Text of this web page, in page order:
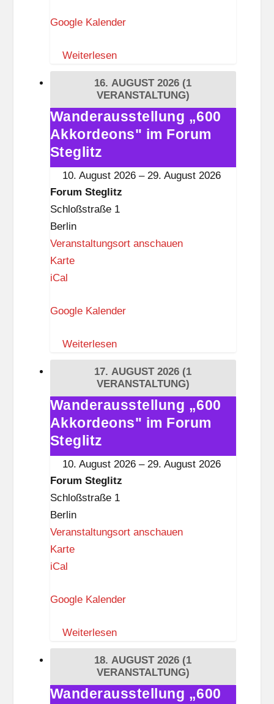
–
e
i
i
t
k
n
a
p
p
Google Kalender
Weiterlesen
16. AUGUST 2026 (1
VERANSTALTUNG)
Wanderausstellung
„600
Akkordeons"
im
Wanderausstellung „600
Akkordeons" im Forum
Steglitz
10. August 2026 – 29. August 2026
Forum Steglitz
Schloßstraße 1
Berlin
Veranstaltungsort anschauen
KarteF
u
S
t
g
i
t
z
iCal
Google Kalender
Weiterlesen
17. AUGUST 2026 (1
VERANSTALTUNG)
Wanderausstellung
„600
Akkordeons"
im
Wanderausstellung „600
Akkordeons" im Forum
Steglitz
10. August 2026 – 29. August 2026
Forum Steglitz
Schloßstraße 1
Berlin
Veranstaltungsort anschauen
KarteF
u
S
t
g
iCal
Google Kalender
Weiterlesen
18. AUGUST 2026 (1
VERANSTALTUNG)
Wanderausstellung
Wanderausstellung „600